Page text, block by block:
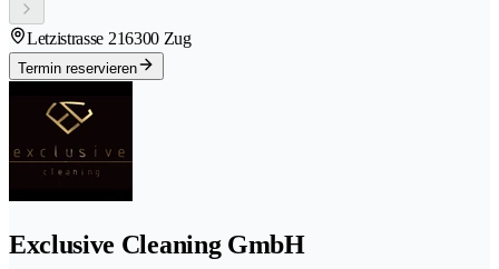
Letzistrasse 216300 Zug
Termin reservieren
Exclusive Cleaning GmbH